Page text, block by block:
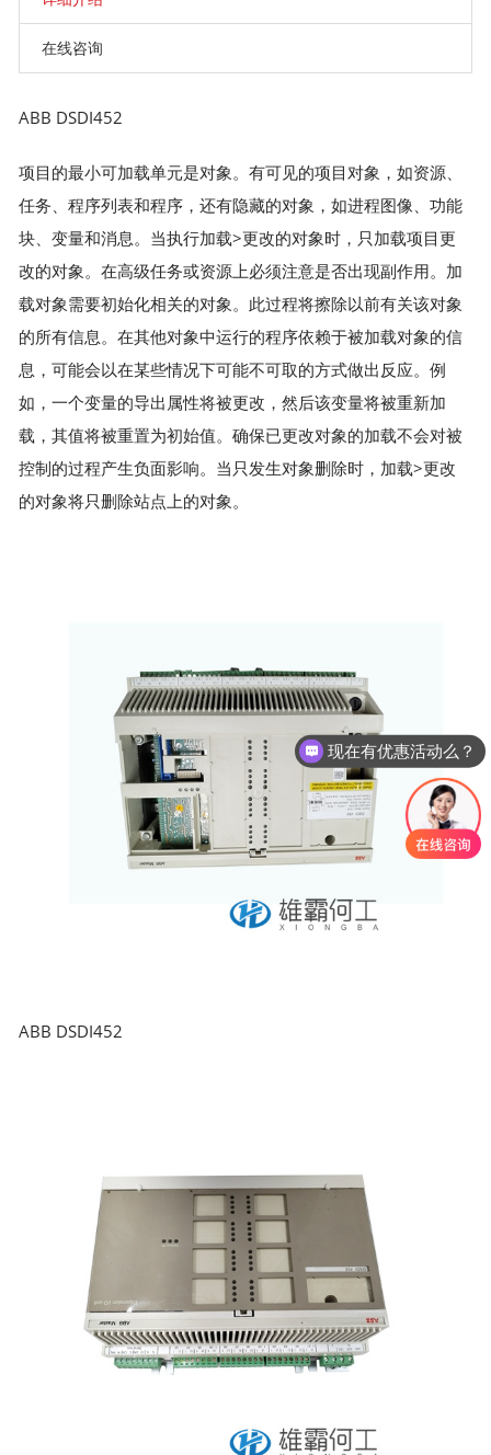
在线咨询
ABB DSDI452
项目的最小可加载单元是对象。有可见的项目对象，如资源、
任务、程序列表和程序，还有隐藏的对象，如进程图像、功能
块、变量和消息。当执行加载>更改的对象时，只加载项目更
改的对象。在高级任务或资源上必须注意是否出现副作用。加
载对象需要初始化相关的对象。此过程将擦除以前有关该对象
的所有信息。在其他对象中运行的程序依赖于被加载对象的信
息，可能会以在某些情况下可能不可取的方式做出反应。例
如，一个变量的导出属性将被更改，然后该变量将被重新加
载，其值将被重置为初始值。确保已更改对象的加载不会对被
控制的过程产生负面影响。当只发生对象删除时，加载>更改
的对象将只删除站点上的对象。
ABB DSDI452
现在有优惠活动么？